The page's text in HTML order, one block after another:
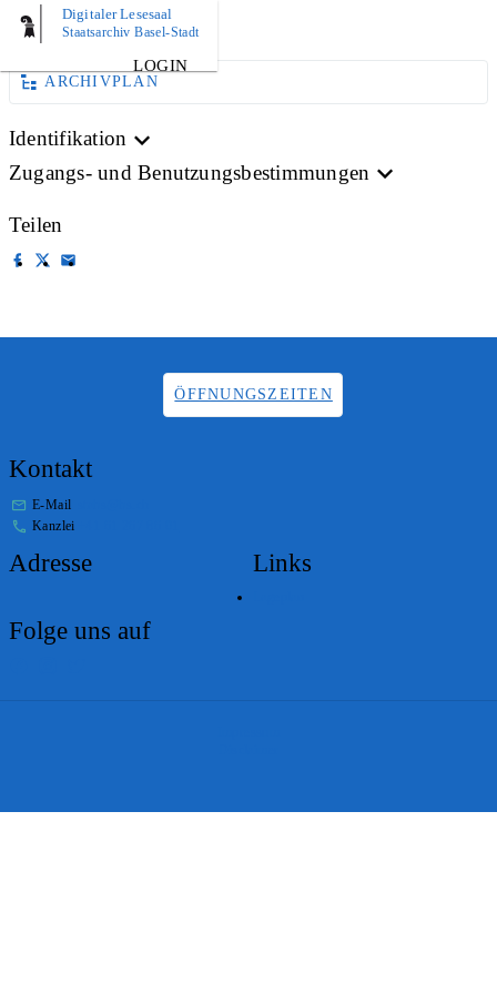
Digitaler Lesesaal
Staatsarchiv Basel-Stadt
LOGIN
AKTE
ARCHIVPLAN
Identifikation
Zugangs- und Benutzungsbestimmungen
Teilen
ÖFFNUNGSZEITEN
Kontakt
E-Mail
Kanzlei
Adresse Links
Folge uns auf